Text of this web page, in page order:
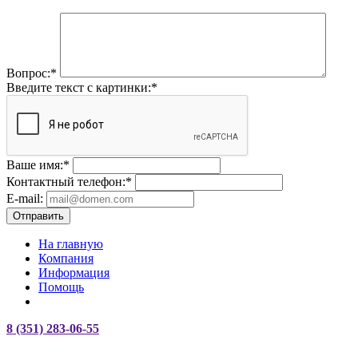
Вопрос:*
Введите текст с картинки:*
Ваше имя:*
Контактный телефон:*
E-mail:
Отправить
На главную
Компания
Информация
Помощь
8 (351) 283-06-55